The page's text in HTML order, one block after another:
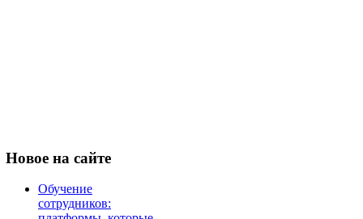
Новое на сайте
Обучение
сотрудников: